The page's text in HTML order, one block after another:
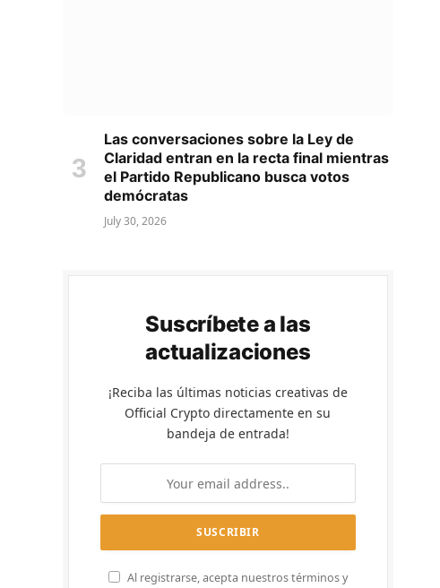
Las conversaciones sobre la Ley de
Claridad entran en la recta final mientras
el Partido Republicano busca votos
demócratas
July 30, 2026
Suscríbete a las
actualizaciones
¡Reciba las últimas noticias creativas de
Official Crypto directamente en su
bandeja de entrada!
Al registrarse, acepta nuestros términos y